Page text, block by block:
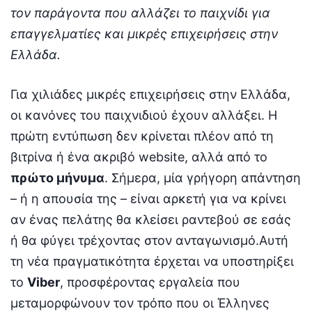
τον παράγοντα που αλλάζει το παιχνίδι για
επαγγελματίες και μικρές επιχειρήσεις στην
Ελλάδα.
Για χιλιάδες μικρές επιχειρήσεις στην Ελλάδα,
οι κανόνες του παιχνιδιού έχουν αλλάξει. Η
πρώτη εντύπωση δεν κρίνεται πλέον από τη
βιτρίνα ή ένα ακριβό website, αλλά από το
πρώτο μήνυμα. Σήμερα, μία γρήγορη απάντηση
– ή η απουσία της – είναι αρκετή για να κρίνει
αν ένας πελάτης θα κλείσει ραντεβού σε εσάς
ή θα φύγει τρέχοντας στον ανταγωνισμό.Αυτή
τη νέα πραγματικότητα έρχεται να υποστηρίξει
το Viber, προσφέροντας εργαλεία που
μεταμορφώνουν τον τρόπο που οι Έλληνες